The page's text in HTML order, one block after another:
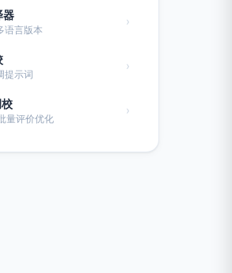
器
语言版本
›
提示词
›
量评价优化
›